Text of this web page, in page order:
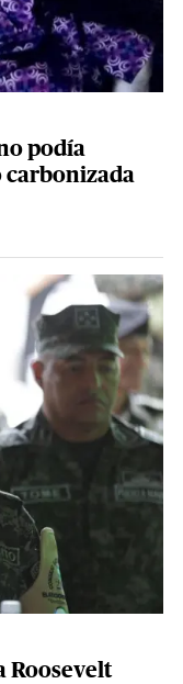
podía
carbonizada
Roosevelt